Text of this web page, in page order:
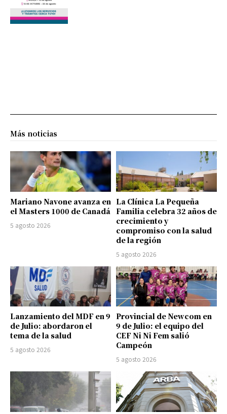
Más noticias
Mariano Navone avanza en
el Masters 1000 de Canadá
5 agosto 2026
La Clínica La Pequeña
Familia celebra 32 años de
crecimiento y
compromiso con la salud
de la región
5 agosto 2026
Lanzamiento del MDF en 9
de Julio: abordaron el
tema de la salud
5 agosto 2026
Provincial de Newcom en
9 de Julio: el equipo del
CEF Ni Ni Fem salió
Campeón
5 agosto 2026